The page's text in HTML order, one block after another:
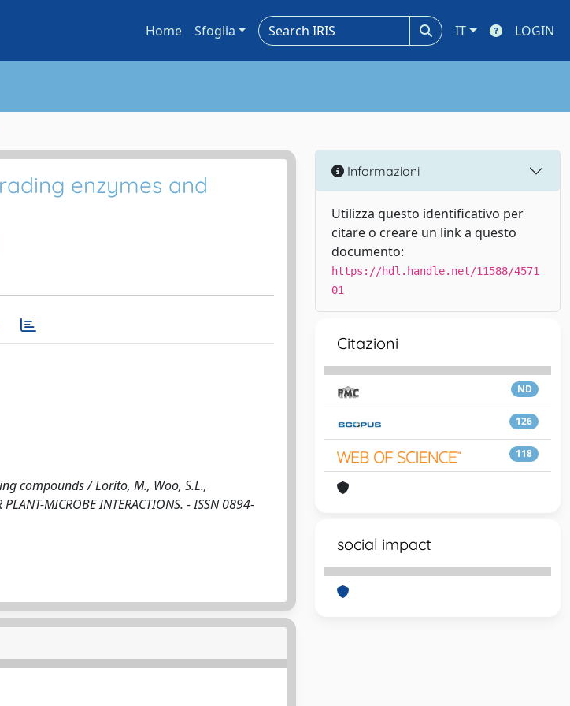
Home Sfoglia IT LOGIN
enzymes and
compounds / Lorito, M., Woo, S.L.,
MICROBE INTERACTIONS. - ISSN 0894-
Informazioni
Utilizza questo identificativo per
citare o creare un link a questo
documento:
https://hdl.handle.net/11588/4571
01
Citazioni
ND
126
118
social impact